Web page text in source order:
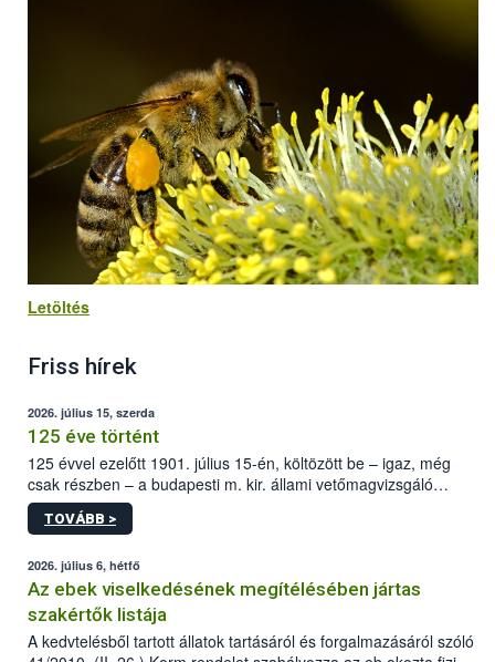
Letöltés
Friss hírek
2026. július 15, szerda
125 éve történt
125 évvel ezelőtt 1901. július 15-én, költözött be – igaz, még
csak részben – a budapesti m. kir. állami vetőmagvizsgáló
állomás a Kis Rókus utca 15. szám alatti, Czigler Győző által
tervezett új épületébe.
TOVÁBB >
2026. július 6, hétfő
Az ebek viselkedésének megítélésében jártas
szakértők listája
A kedvtelésből tartott állatok tartásáról és forgalmazásáról szóló